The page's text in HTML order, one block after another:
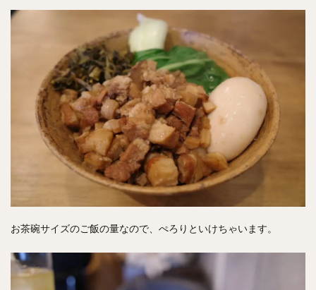
お茶碗サイズのご飯の量なので、ぺろりといけちゃいます。